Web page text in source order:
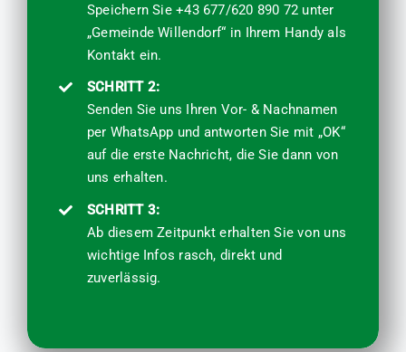
Speichern Sie+43 677/620 890 72 unter
„Gemeinde Willendorf“ in Ihrem Handy als
Kontakt ein.
SCHRITT 2:
Senden Sie uns Ihren Vor- & Nachnamen
per WhatsApp und antworten Sie mit „OK“
auf die erste Nachricht, die Sie dann von
uns erhalten.
SCHRITT 3:
Ab diesem Zeitpunkt erhalten Sie von uns
wichtige Infos rasch, direkt und
zuverlässig.